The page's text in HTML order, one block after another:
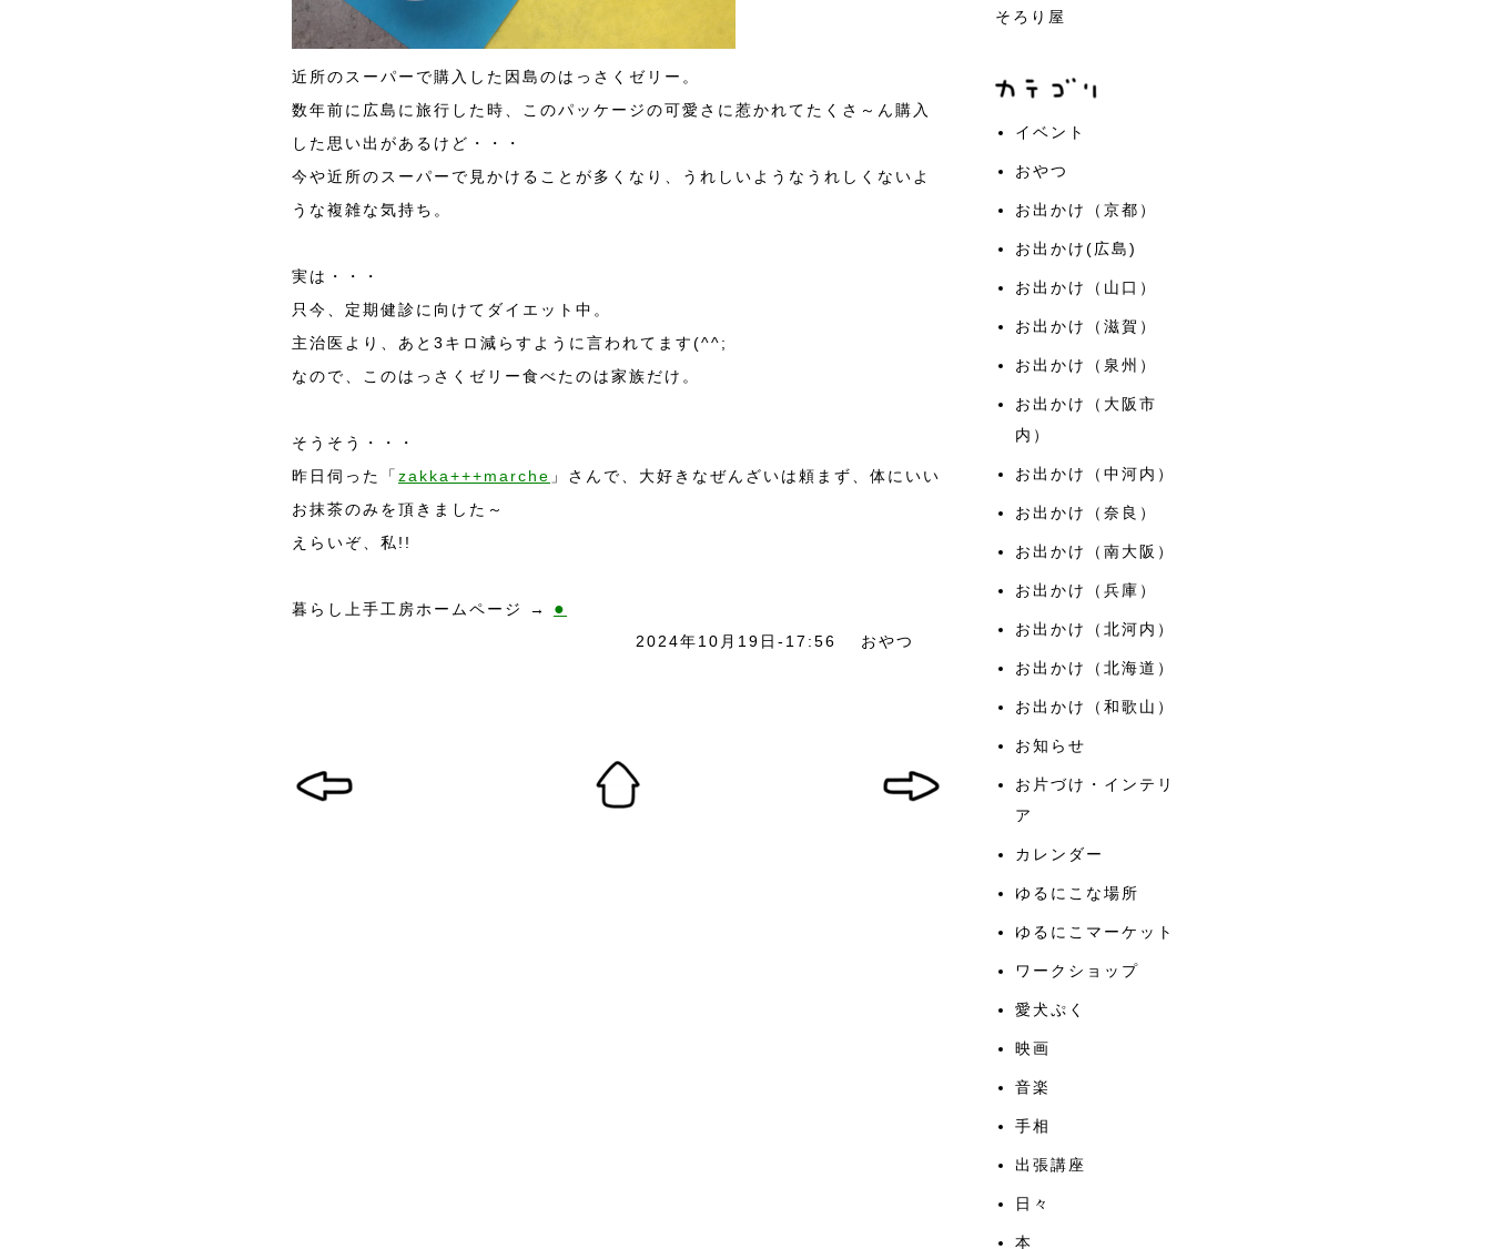
近所のスーパーで購入した因島のはっさくゼリー。
数年前に広島に旅行した時、このパッケージの可愛さに惹かれてたくさ～ん購入
した思い出があるけど・・・
今や近所のスーパーで見かけることが多くなり、うれしいようなうれしくないよ
うな複雑な気持ち。
実は・・・
只今、定期健診に向けてダイエット中。
主治医より、あと3キロ減らすように言われてます(^^;
なので、このはっさくゼリー食べたのは家族だけ。
そうそう・・・
昨日伺った「 zakka+++marche 」さんで、大好きなぜんざいは頼まず、体にいい
お抹茶のみを頂きました～
えらいぞ、私!!
暮らし上手工房ホームページ → ●
2024年10月19日-17:56 おやつ
そろり屋
イベント
おやつ
お出かけ（京都）
お出かけ(広島)
お出かけ（山口）
お出かけ（滋賀）
お出かけ（泉州）
お出かけ（大阪市
内）
お出かけ（中河内）
お出かけ（奈良）
お出かけ（南大阪）
お出かけ（兵庫）
お出かけ（北河内）
お出かけ（北海道）
お出かけ（和歌山）
お知らせ
お片づけ・インテリ
ア
カレンダー
ゆるにこな場所
ゆるにこマーケット
ワークショップ
愛犬ぷく
映画
音楽
手相
出張講座
日々
本